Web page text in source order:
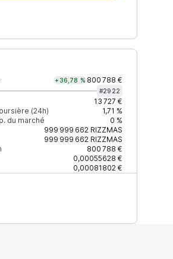
+36,78 % 800 788 €
#2922
13 727 €
(24h)
1,71 %
du marché
0 %
999 999 662RIZZMAS
999 999 662RIZZMAS
800 788 €
0,00055628 €
0,00081802 €
Confiance Mis à jour